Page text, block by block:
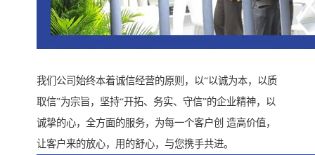
我们公司始终本着诚信经营的原则，以“以诚为本，以质
取信”为宗旨，坚持“开拓、务实、守信”的企业精神，以
诚挚的心，全方面的服务，为每一个客户创 造高价值，
让客户来的放心，用的舒心，与您携手共进。